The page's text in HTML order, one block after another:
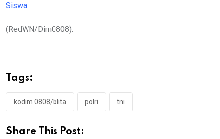
Siswa
(RedWN/Dim0808).
Tags:
kodim 0808/blita polri tni
Share This Post: